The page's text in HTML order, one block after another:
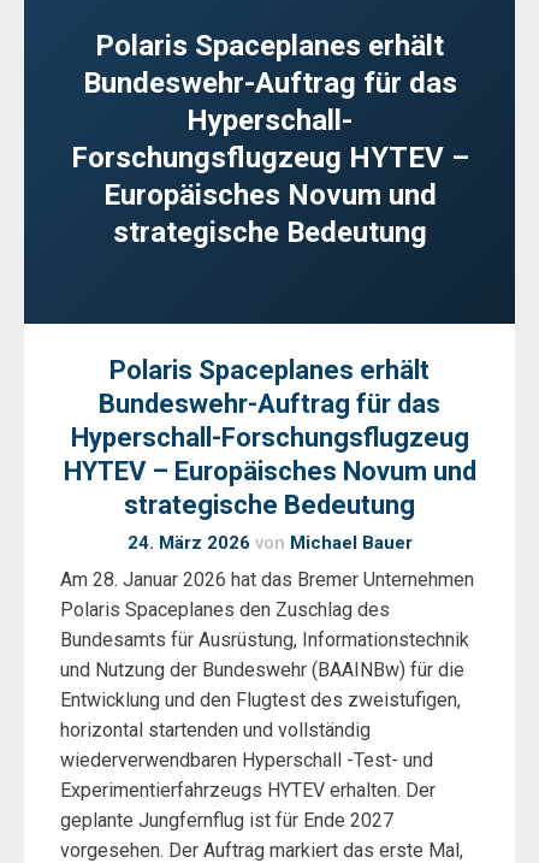
Polaris Spaceplanes erhält
Bundeswehr-Auftrag für das
Hyperschall-
Forschungsflugzeug HYTEV –
Europäisches Novum und
strategische Bedeutung
Polaris Spaceplanes erhält
Bundeswehr-Auftrag für das
Hyperschall-Forschungsflugzeug
HYTEV – Europäisches Novum und
strategische Bedeutung
24. März 2026 von Michael Bauer
Am 28. Januar 2026 hat das Bremer Unternehmen
Polaris Spaceplanes den Zuschlag des
Bundesamts für Ausrüstung, Informationstechnik
und Nutzung der Bundeswehr (BAAINBw) für die
Entwicklung und den Flugtest des zweistufigen,
horizontal startenden und vollständig
wiederverwendbaren Hyperschall -Test- und
Experimentierfahrzeugs HYTEV erhalten. Der
geplante Jungfernflug ist für Ende 2027
vorgesehen. Der Auftrag markiert das erste Mal,